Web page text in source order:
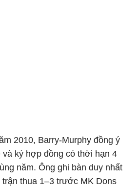
2010, Barry-Murphy đồng ý
và ký hợp đồng có thời hạn 4
năm. Ông ghi bàn duy nhất
thua 1–3 trước MK Dons